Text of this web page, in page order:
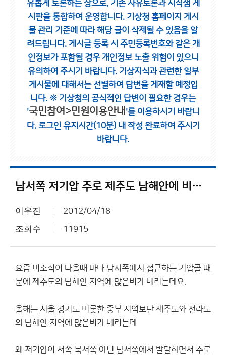
유롭게 토론하는 장으로, 기존 자유토론과 지식샘 게
시판을 통합하여 운영합니다. 기상청 홈페이지 게시
물 관리 기준에 따라 해당 글이 삭제될 수 있음을 알
려드립니다. 게시글 등록 시 주민등록번호와 같은 개
인정보가 포함될 경우 개인정보 노출 위험이 있으니
유의하여 주시기 바랍니다. 기상지식과 관련한 일부
게시물에 대해서는 선별하여 답변을 게재할 예정입
니다. ※ 기상청의 공식적인 답변이 필요한 경우는
'국민참여>민원이용안내 '를 이용하시기 바랍니
다. 로그인 유지시간(10분) 내 작성 완료하여 주시기
바랍니다.
남서쪽 저기압 주로 제주도 남해안에 비가 많이 내리는 이유는???
이우진 2012/04/18
조회수 11915
요즘 비소식이 나올때 마다 남서쪽에서 접근하는 기압골 때
문에 제주도와 남해안 지역에 많은비가 내리는데요.
올해는 서울 경기도 비롯한 중부 지역보단 제주도와 전라도
와 남해안 지역에 많은비가 내리는데
왜 저기압이 서쪽 북서쪽 아닌 남서쪽에서 발달하면서 주로